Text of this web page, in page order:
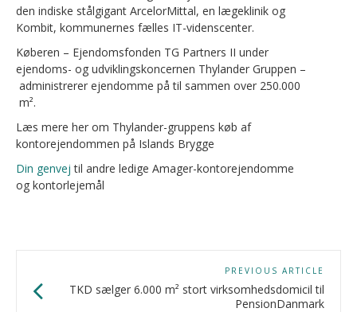
den indiske stålgigant ArcelorMittal, en lægeklinik og
Kombit, kommunernes fælles IT-videnscenter.
Køberen – Ejendomsfonden TG Partners II under
ejendoms- og udviklingskoncernen Thylander Gruppen –
administrerer ejendomme på til sammen over 250.000
m².
Læs mere her om Thylander-gruppens køb af
kontorejendommen på Islands Brygge
Din genvej til andre ledige Amager-kontorejendomme
og kontorlejemål
PREVIOUS ARTICLE
TKD sælger 6.000 m² stort virksomhedsdomicil til
PensionDanmark